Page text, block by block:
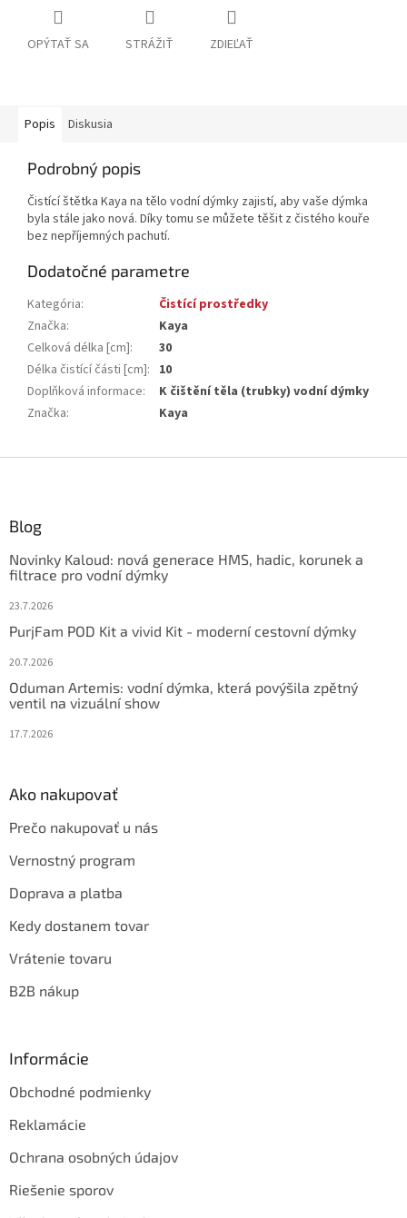
OPÝTAŤ SA STRÁŽIŤ ZDIEĽAŤ
Popis Diskusia
Podrobný popis
Čistící štětka Kaya na tělo vodní dýmky zajistí, aby vaše dýmka
byla stále jako nová. Díky tomu se můžete těšit z čistého kouře
bez nepříjemných pachutí.
Dodatočné parametre
Kategória:
Čistící prostředky
Značka:
Kaya
Celková délka [cm]:
30
Délka čistící části [cm]: 10
Doplňková informace:
K čištění těla (trubky) vodní dýmky
Značka: Kaya
Blog
Novinky Kaloud: nová generace HMS, hadic, korunek a
filtrace pro vodní dýmky
23.7.2026
PurjFam POD Kit a vivid Kit - moderní cestovní dýmky
20.7.2026
Oduman Artemis: vodní dýmka, která povýšila zpětný
ventil na vizuální show
17.7.2026
Ako nakupovať
Prečo nakupovať u nás
Vernostný program
Doprava a platba
Kedy dostanem tovar
Vrátenie tovaru
B2B nákup
Informácie
Obchodné podmienky
Reklamácie
Ochrana osobných údajov
Riešenie sporov